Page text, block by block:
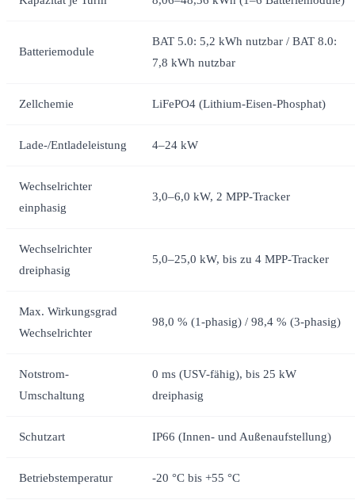
Batteriemodule
BAT 5.0: 5,2 kWh nutzbar / BAT 8.0:
7,8 kWh nutzbar
Zellchemie LiFePO4 (Lithium-Eisen-Phosphat)
Lade-/Entladeleistung 4–24 kW
Wechselrichter
einphasig
3,0–6,0 kW, 2 MPP-Tracker
Wechselrichter
dreiphasig
5,0–25,0 kW, bis zu 4 MPP-Tracker
Max. Wirkungsgrad
Wechselrichter
98,0 % (1-phasig) / 98,4 % (3-phasig)
Notstrom-
Umschaltung
0 ms (USV-fähig), bis 25 kW
dreiphasig
Schutzart IP66 (Innen- und Außenaufstellung)
Betriebstemperatur -20 °C bis +55 °C